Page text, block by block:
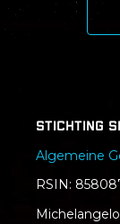
Stichting
Algemeine
RSIN: